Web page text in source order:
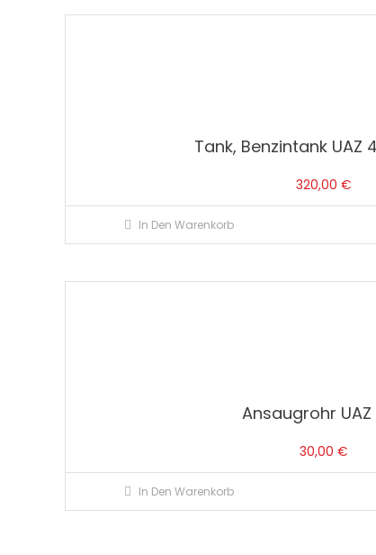
Tank, Benzintank UAZ
320,00 €
In Den Warenkorb
Ansaugrohr
30,00 €
In Den Warenkorb